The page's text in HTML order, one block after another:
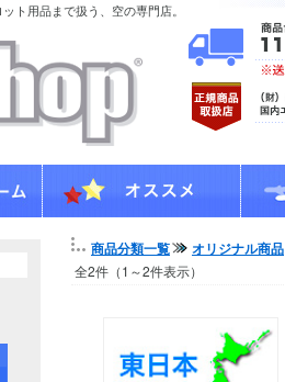
ト用品まで扱う、空の専門店。
商品分類一覧 オリジナル商品
全2件（1～2件表示）